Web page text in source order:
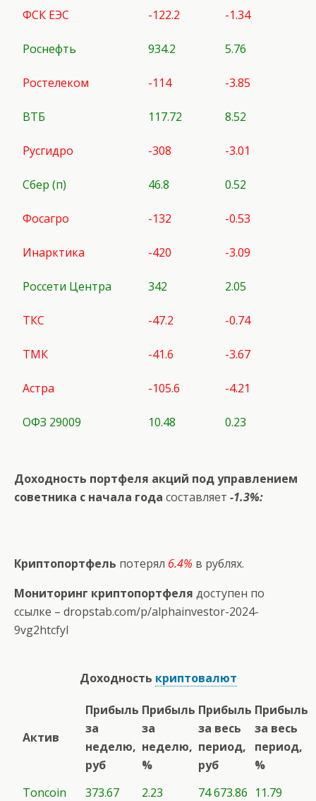
ФСК ЕЭС -122.2 -1.34
Роснефть 934.2 5.76
Ростелеком -114 -3.85
ВТБ 117.72 8.52
Русгидро -308 -3.01
Сбер (п) 46.8 0.52
Фосагро -132 -0.53
Инарктика -420 -3.09
Россети Центра 342 2.05
ТКС -47.2 -0.74
ТМК -41.6 -3.67
Астра -105.6 -4.21
ОФЗ 29009 10.48 0.23
Доходность портфеля акций под управлением
советника с начала года составляет -1.3%:
Криптопортфель потерял 6.4% в рублях.
Мониторинг криптопортфеля доступен по
ссылке – dropstab.com/p/alphainvestor-2024-
9vg2htcfyl
Доходность криптовалют
Актив
Прибыль
за
неделю,
руб
Прибыль
за
неделю,
%
Прибыль
за весь
период,
руб
Прибыль
за весь
период,
%
Toncoin
373.67 2.23 74 673.86 11.79